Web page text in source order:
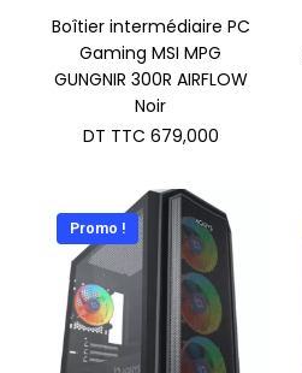
Boîtier intermédiaire PC
Gaming MSI MPG
GUNGNIR 300R AIRFLOW
Noir
DT TTC 679,000
Promo !